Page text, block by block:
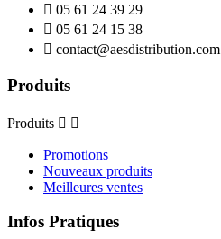
 05 61 24 39 29
 05 61 24 15 38
 contact@aesdistribution.com
Produits
Produits  
Promotions
Nouveaux produits
Meilleures ventes
Infos Pratiques